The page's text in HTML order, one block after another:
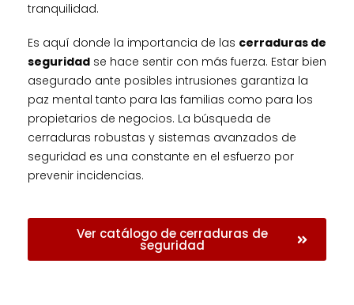
tranquilidad.
Es aquí donde la importancia de las cerraduras de
seguridad se hace sentir con más fuerza. Estar bien
asegurado ante posibles intrusiones garantiza la
paz mental tanto para las familias como para los
propietarios de negocios. La búsqueda de
cerraduras robustas y sistemas avanzados de
seguridad es una constante en el esfuerzo por
prevenir incidencias.
Ver catálogo de cerraduras de
seguridad